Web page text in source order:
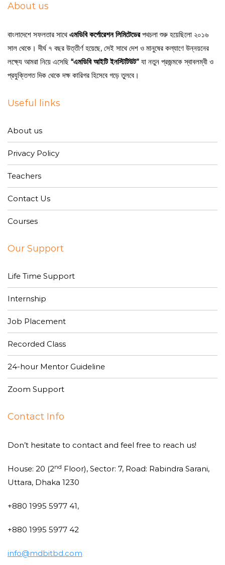
About us
বাংলাদেশে সফলতার সাথেএমডিবি কর্পোরেশন লিমিটেডেরপথচলা শুরু হয়েছিলো ২০১৬
সাল থেকে। দীর্ঘ ৭ বছর উত্তীর্ণ হয়েছে, সেই সাথে দেশ ও মানুষের কল্যাণে উন্নয়নের
লক্ষ্যে আমরা নিয়ে এসেছি “এমডিবি আইটি ইনস্টিটিউট” যা নতুন প্রজন্মকে স্বাবলম্বী ও
প্রযুক্তিগত দিক থেকে দক্ষ কারিগর হিসেবে গড়ে তুলবে।
Useful links
About us
Privacy Policy
Teachers
Contact Us
Courses
Our Support
Life Time Support
Internship
Job Placement
Recorded Class
24-hour Mentor Guideline
Zoom Support
Contact Info
Don’t hesitate to contact and feel free to reach us!
House: 20 (2nd Floor), Sector: 7, Road: Rabindra Sarani,
Uttara, Dhaka 1230
+880 1995 5977 41,
+880 1995 5977 42
info@mdbitbd.com